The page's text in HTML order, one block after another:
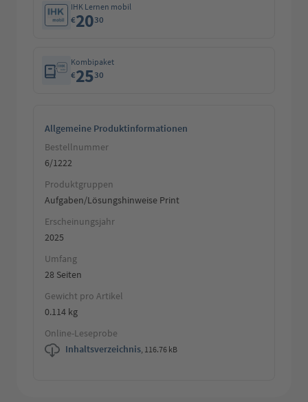
IHK Lernen mobil
€2030
Kombipaket
€2530
Allgemeine Produktinformationen
Bestellnummer
6/1222
Produktgruppen
Aufgaben/Lösungshinweise Print
Erscheinungsjahr
2025
Umfang
28 Seiten
Gewicht pro Artikel
0.114 kg
Online-Leseprobe
Inhaltsverzeichnis, 116.76 kB